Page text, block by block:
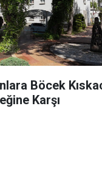
Böcek
Karşı